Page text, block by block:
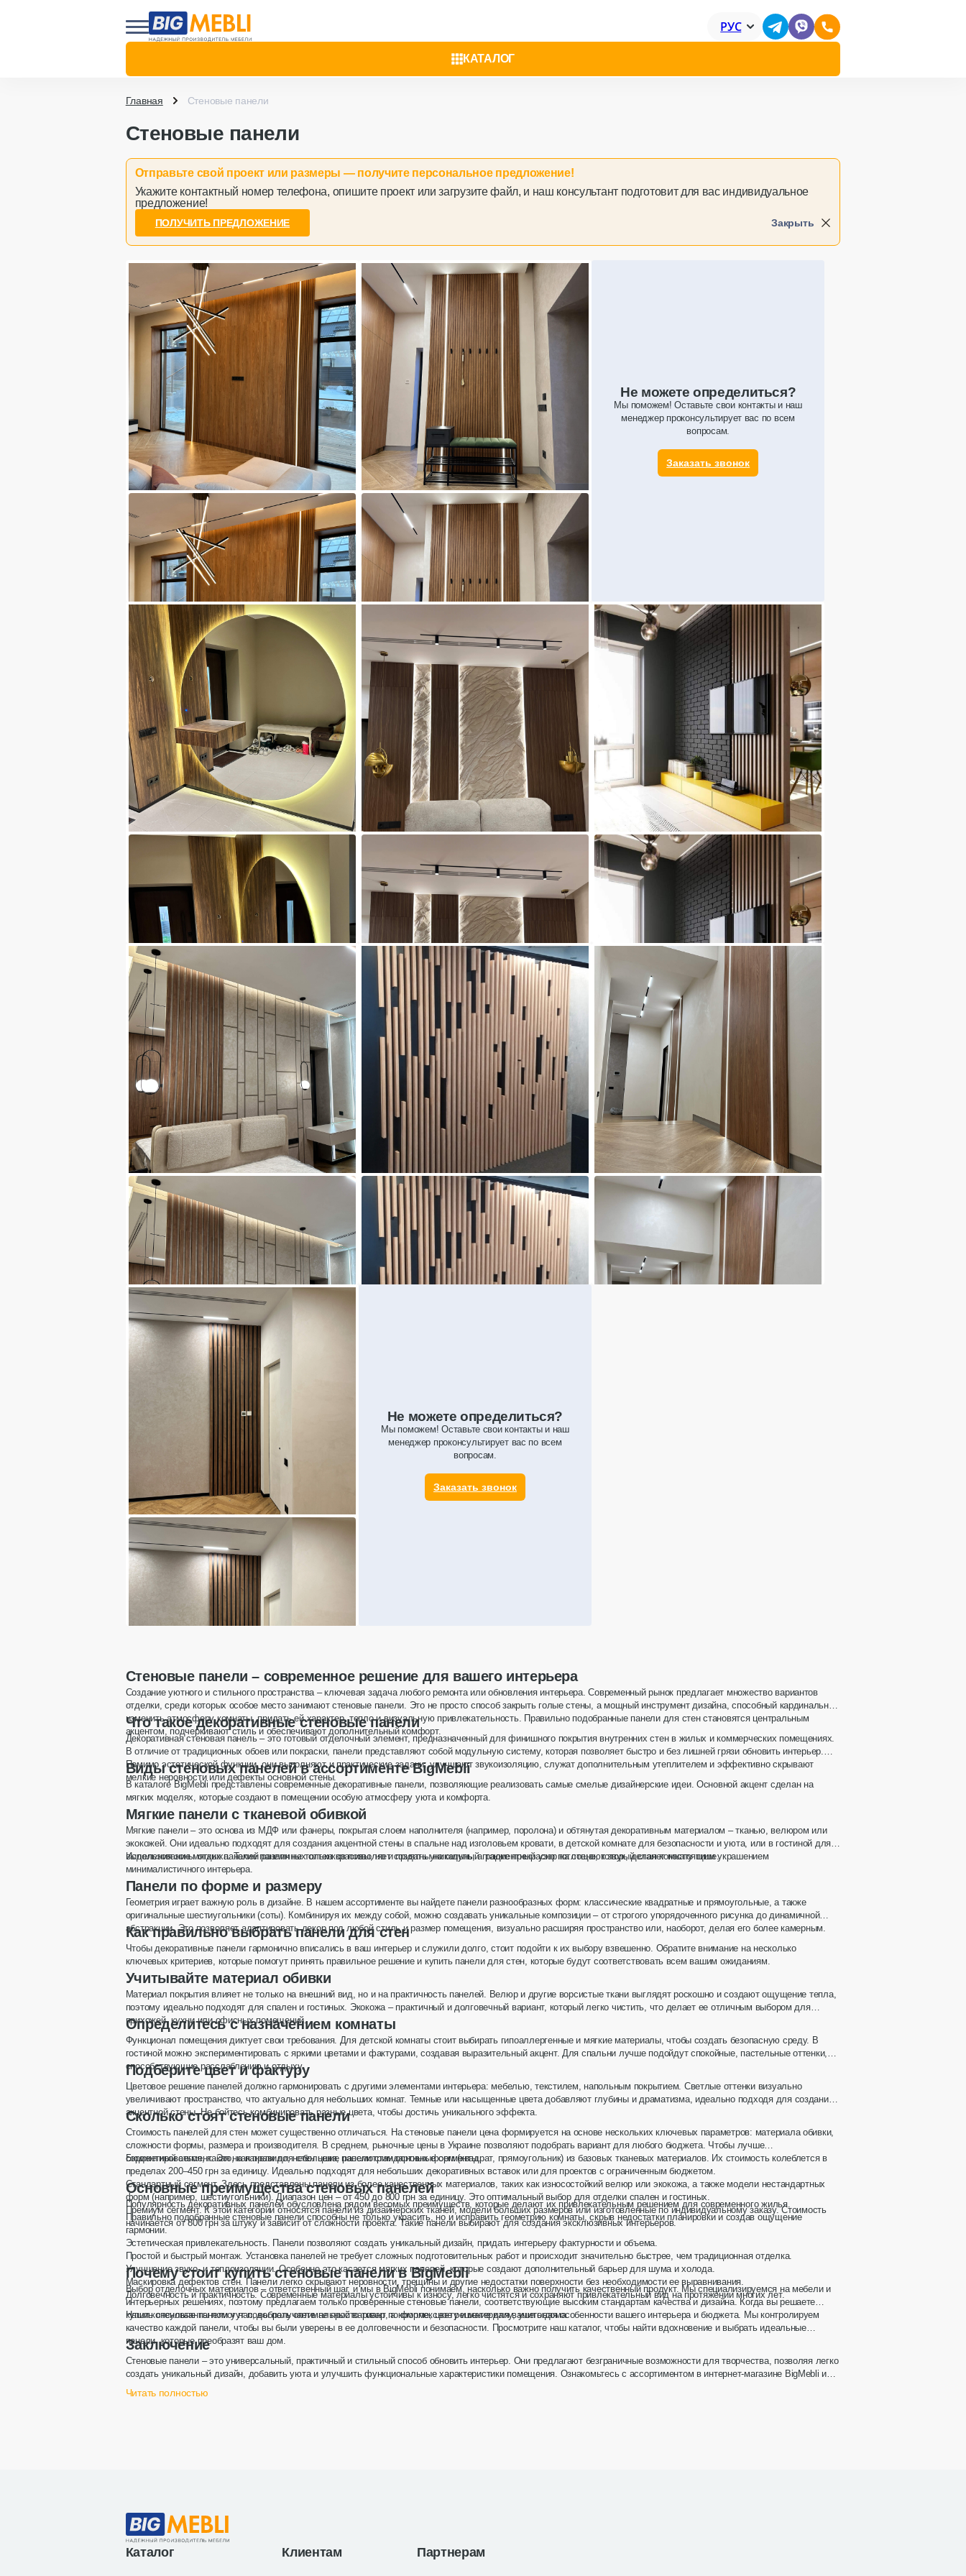
КАТАЛОГ
РУС
Главная Стеновые панели
Стеновые панели
Отправьте свой проект или размеры — получите персональное предложение!
Укажите контактный номер телефона, опишите проект или загрузите файл, и наш консультант подготовит для вас индивидуальное
предложение!
ПОЛУЧИТЬ ПРЕДЛОЖЕНИЕ Закрыть
Цена обсуждается
Стеновые панели с декоративной отделкой под
дерево 800108
3
ОТПРАВИТЬ ЗАПРОС
3 3
Изготовление
25 дней
Гарантия
1 год
Консультация
Бесплатно
Замеры
Бесплатно
ОТПРАВИТЬ ЗАПРОС
Не можете определиться?
Мы поможем! Оставьте свои контакты и наш
менеджер проконсультирует вас по всем
вопросам.
Заказать звонок
Цена обсуждается
Декоративные стеновые панели и круглое
зеркало с LED подсветкой 900106
Изготовление
Гарантия
Консультация
Изготовление
25 дней
Гарантия
1 год
Консультация
Бесплатно
Замеры
Бесплатно
ОТПРАВИТЬ ЗАПРОС
Цена обсуждается
Декоративные стеновые панели, решения для
зоны телевизора 800105
3
Изготовление
25 дней
1 год
Консультация
Бесплатно
Замеры
ОТПРАВИТЬ ЗАПРОС
Цена обсуждается
Декоративные стеновые панели с
комбинированным дизайном и подсветкой
Цена обсуждается
Декоративные стеновые панели с эффектом 3D-
реечной структуры 800104
Цена обсуждается
Вертикальные ламели на стене у дверей 800103
3 3
Изготовление
25 дней
Гарантия
1 год
Консультация
Бесплатно
Замеры
Бесплатно
ОТПРАВИТЬ ЗАПРОС
Не можете определиться?
Мы поможем! Оставьте свои контакты и наш
менеджер проконсультирует вас по всем
вопросам.
Заказать звонок
Стеновые панели – современное решение для вашего интерьера
Создание уютного и стильного пространства – ключевая задача любого ремонта или обновления интерьера. Современный рынок предлагает множество вариантов
отделки, среди которых особое место занимаютстеновые панели. Это не просто способ закрыть голые стены, а мощный инструмент дизайна, способный кардинально
изменить атмосферу комнаты, придать ей характер, тепло и визуальную привлекательность. Правильно подобранные панели для стенстановятся центральным
акцентом, подчеркивают стиль и обеспечивают дополнительный комфорт.
Что такое декоративные стеновые панели
Декоративная стеновая панель – это готовый отделочный элемент, предназначенный для финишного покрытия внутренних стен в жилых и коммерческих помещениях.
В отличие от традиционных обоев или покраски, панели представляют собой модульную систему, которая позволяет быстро и без лишней грязи обновить интерьер.
Помимо эстетической функции, они выполняют и практические задачи: улучшают звукоизоляцию, служат дополнительным утеплителем и эффективно скрывают
мелкие неровности или дефекты основной стены.
Виды стеновых панелей в ассортименте BigMebli
В каталоге BigMebli представлены современные декоративные панели, позволяющие реализовать самые смелые дизайнерские идеи. Основной акцент сделан на
мягких моделях, которые создают в помещении особую атмосферу уюта и комфорта.
Мягкие панели с тканевой обивкой
Мягкие панели – это основа из МДФ или фанеры, покрытая слоем наполнителя (например, поролона) и обтянутая декоративным материалом – тканью, велюром или
экокожей. Они идеально подходят для создания акцентной стены в спальне над изголовьем кровати, в детской комнате для безопасности и уюта, или в гостиной для
выделения зоны отдыха. Такие панели не только красивы, но и приятны на ощупь, а также прекрасно поглощают звук, делая комнату тише.
Использование мягких панелей различных оттенков позволяет создать уникальный градиентный узор на стене, который станет настоящим украшением
минималистичного интерьера.
Панели по форме и размеру
Геометрия играет важную роль в дизайне. В нашем ассортименте вы найдете панели разнообразных форм: классические квадратные и прямоугольные, а также
оригинальные шестиугольники (соты). Комбинируя их между собой, можно создавать уникальные композиции – от строгого упорядоченного рисунка до динамичной
абстракции. Это позволяет адаптировать декор под любой стиль и размер помещения, визуально расширяя пространство или, наоборот, делая его более камерным.
Как правильно выбрать панели для стен
Чтобы декоративные панели гармонично вписались в ваш интерьер и служили долго, стоит подойти к их выбору взвешенно. Обратите внимание на несколько
ключевых критериев, которые помогут принять правильное решение и купить панели для стен, которые будут соответствовать всем вашим ожиданиям.
Учитывайте материал обивки
Материал покрытия влияет не только на внешний вид, но и на практичность панелей. Велюр и другие ворсистые ткани выглядят роскошно и создают ощущение тепла,
поэтому идеально подходят для спален и гостиных. Экокожа – практичный и долговечный вариант, который легко чистить, что делает ее отличным выбором для
прихожей, кухни или офисных помещений.
Определитесь с назначением комнаты
Функционал помещения диктует свои требования. Для детской комнаты стоит выбирать гипоаллергенные и мягкие материалы, чтобы создать безопасную среду. В
гостиной можно экспериментировать с яркими цветами и фактурами, создавая выразительный акцент. Для спальни лучше подойдут спокойные, пастельные оттенки,
способствующие расслаблению и отдыху.
Подберите цвет и фактуру
Цветовое решение панелей должно гармонировать с другими элементами интерьера: мебелью, текстилем, напольным покрытием. Светлые оттенки визуально
увеличивают пространство, что актуально для небольших комнат. Темные или насыщенные цвета добавляют глубины и драматизма, идеально подходя для создания
акцентной стены. Не бойтесь комбинировать разные цвета, чтобы достичь уникального эффекта.
Сколько стоят стеновые панели
Стоимость панелей для стен может существенно отличаться. Настеновые панели ценаформируется на основе нескольких ключевых параметров: материала обивки,
сложности формы, размера и производителя. В среднем, рыночные цены в Украине позволяют подобрать вариант для любого бюджета. Чтобы лучше
сориентироваться, какая напанели для стен цена, рассмотрим основные сегменты.
Бюджетный сегмент.Это, как правило, небольшие панели стандартных форм (квадрат, прямоугольник) из базовых тканевых материалов. Их стоимость колеблется в
пределах 200–450 грн за единицу. Идеально подходят для небольших декоративных вставок или для проектов с ограниченным бюджетом.
Стандартный сегмент.Здесь представлены панели из более качественных материалов, таких как износостойкий велюр или экокожа, а также модели нестандартных
форм (например, шестиугольники). Диапазон цен – от 450 до 800 грн за единицу. Это оптимальный выбор для отделки спален и гостиных.
Премиум сегмент.К этой категории относятся панели из дизайнерских тканей, модели больших размеров или изготовленные по индивидуальному заказу. Стоимость
начинается от 800 грн за штуку и зависит от сложности проекта. Такие панели выбирают для создания эксклюзивных интерьеров.
Основные преимущества стеновых панелей
Популярность декоративных панелей обусловлена рядом весомых преимуществ, которые делают их привлекательным решением для современного жилья.
Правильно подобранные стеновые панели способны не только украсить, но и исправить геометрию комнаты, скрыв недостатки планировки и создав ощущение
гармонии.
Эстетическая привлекательность. Панели позволяют создать уникальный дизайн, придать интерьеру фактурности и объема.
Простой и быстрый монтаж. Установка панелей не требует сложных подготовительных работ и происходит значительно быстрее, чем традиционная отделка.
Улучшение звуко- и теплоизоляции.Особенно это касается мягких панелей, которые создают дополнительный барьер для шума и холода.
Маскировка дефектов стен. Панели легко скрывают неровности, трещины и другие недостатки поверхности без необходимости ее выравнивания.
Долговечность и практичность.Современные материалы устойчивы к износу, легко чистятся и сохраняют привлекательный вид на протяжении многих лет.
Почему стоит купить стеновые панели в BigMebli
Выбор отделочных материалов – ответственный шаг, и мы в BigMebli понимаем, насколько важно получить качественный продукт. Мы специализируемся на мебели и
интерьерных решениях, поэтому предлагаем только проверенныестеновые панели, соответствующие высоким стандартам качества и дизайна. Когда вы решаете
купить стеновые панелиу нас, вы получаете не просто товар, а комплексное решение для вашего дома.
Наши консультанты помогут подобрать оптимальный вариант по форме, цвету и материалу, учитывая особенности вашего интерьера и бюджета. Мы контролируем
качество каждой панели, чтобы вы были уверены в ее долговечности и безопасности. Просмотрите наш каталог, чтобы найти вдохновение и выбрать идеальные
панели, которые преобразят ваш дом.
Заключение
Стеновые панели – это универсальный, практичный и стильный способ обновить интерьер. Они предлагают безграничные возможности для творчества, позволяя легко
создать уникальный дизайн, добавить уюта и улучшить функциональные характеристики помещения. Ознакомьтесь с ассортиментом в интернет-магазине BigMebli и
выберите решение, которое сделает ваш дом еще комфортнее и красивее.
Читать полностью
Каталог Клиентам Партнерам